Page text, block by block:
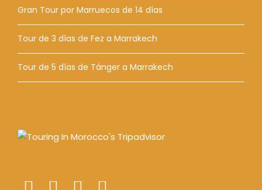
Gran Tour por Marruecos de 14 días
Tour de 3 días de Fez a Marrakech
Tour de 5 días de Tánger a Marrakech